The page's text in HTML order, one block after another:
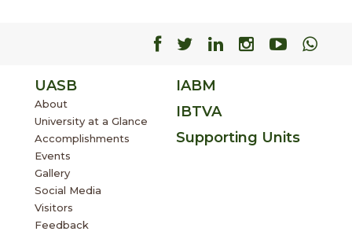
Facebook
Facebook
Facebook
Facebook
UASB
About
University at a Glance
Accomplishments
Events
Gallery
Social Media
Visitors
Feedback
IABM
IBTVA
Supporting Units